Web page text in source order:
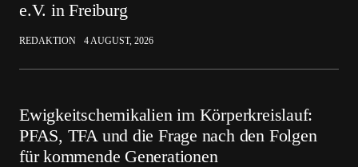
e.V. in Freiburg
REDAKTION 4 AUGUST, 2026
Ewigkeitschemikalien im Körperkreislauf:
PFAS, TFA und die Frage nach den Folgen
für kommende Generationen